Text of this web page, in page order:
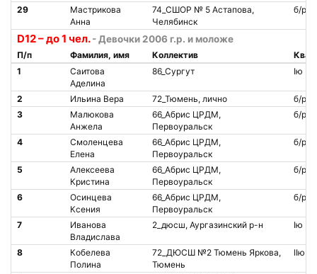
29
Мастрикова
Анна
74_СШОР № 5 Астапова,
Челябинск
б/р
D12 – до 1 чел. - Девочки 2006 г.р. и моложе
П/п Фамилия, имя Коллектив
Квал.
1
Саитова
Аделина
86_Сургут Iю
2 Ильина Вера 72_Тюмень, лично
б/р
3
Малюкова
Анжела
66_Абрис ЦРДМ,
Первоуральск
б/р
4
Смоленцева
Елена
66_Абрис ЦРДМ,
Первоуральск
б/р
5
Алексеева
Кристина
66_Абрис ЦРДМ,
Первоуральск
б/р
6
Осинцева
Ксения
66_Абрис ЦРДМ,
Первоуральск
б/р
7
Иванова
Владислава
2_дюсш, Аургазинский р-н Iю
8
Кобелева
Полина
72_ДЮСШ №2 Тюмень Яркова,
Тюмень
IIю